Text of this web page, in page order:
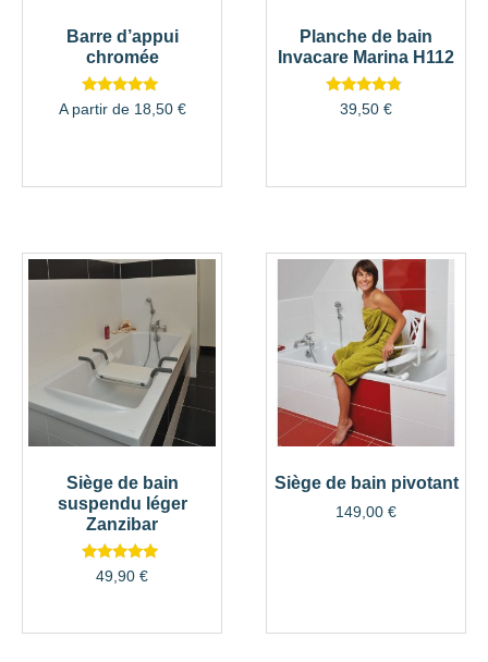
Barre d’appui
chromée
Note
5.00
A partir de 18,50 €
Planche de bain
Invacare Marina H112
Note
4.56
39,50 €
Siège de bain
suspendu léger
Zanzibar
Note
5.00
49,90 €
Siège de bain pivotant
149,00 €